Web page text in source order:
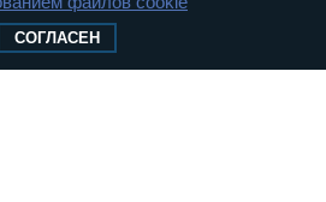
Эл № ФС77-
СОГЛАСЕН